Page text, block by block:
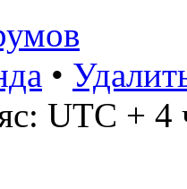
•
UTC + 4